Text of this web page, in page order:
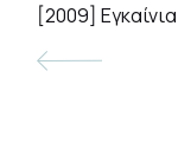
[2009]